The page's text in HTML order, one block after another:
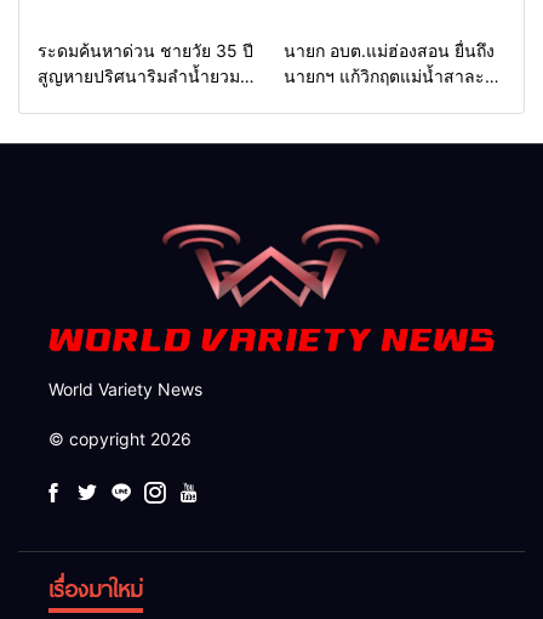
ช่วยชาวบ้านฝ่าวิกฤตน้ำป่า
แม่ฮ่องสอน สั่งเฝ้าระวัง 24
Home รอบรั้วทั่วไทย
ระดมค้นหาด่วน ชายวัย 35 ปี
สูญหายปริศนาริมลำน้ำยวม
Home รอบรั้วทั่วไทย
นายก อบต.แม่ฮ่องสอน ยื่นถึง
นายกฯ แก้วิกฤตแม่น้ำสาละ
World Variety News
© copyright 2026
เรื่องมาใหม่